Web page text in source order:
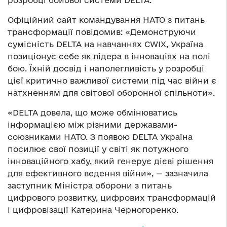
Офіційний сайт командування НАТО з питань
трансформації повідомив: «Демонструючи
сумісність DELTA на навчаннях CWIX, Україна
позиціонує себе як лідера в інноваціях на полі
бою. Їхній досвід і наполегливість у розробці
цієї критично важливої ​​системи під час війни є
натхненням для світової оборонної спільноти».
«DELTA довела, що може обмінюватись
інформацією між різними державами-
союзниками НАТО. З появою DELTA Україна
посилює свої позиції у світі як потужного
інноваційного хабу, який генерує дієві рішення
для ефективного ведення війни», — зазначила
заступник Міністра оборони з питань
цифрового розвитку, цифрових трансформацій
і цифровізації Катерина Черногоренко.